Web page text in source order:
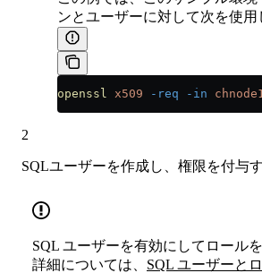
ンとユーザーに対して次を使用
openssl x509 -req -in
2
SQLユーザーを作成し、権限を付与
SQL ユーザーを有効にしてロール
詳細については、 SQL ユーザーと